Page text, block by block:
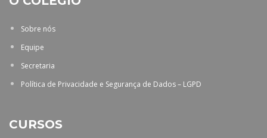
Sobre nós
Equipe
Secretaria
Política de Privacidade e Segurança de Dados – LGPD
CURSOS